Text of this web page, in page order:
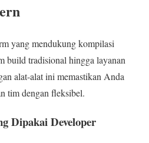
yang mendukung kompilasi
build tradisional hingga layanan
alat-alat ini memastikan Anda
tim dengan fleksibel.
Dipakai Developer